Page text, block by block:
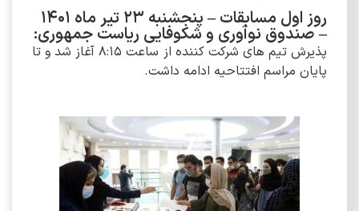
روز اول مسابقات – پنجشنبه 23 تیر ماه 1401
– صندوق نوآوری و شکوفایی ریاست جمهوری:
پذیرش تیم های شرکت کننده از ساعت 8:15 آغاز شد و تا
پایان مراسم افتتاحیه ادامه داشت.